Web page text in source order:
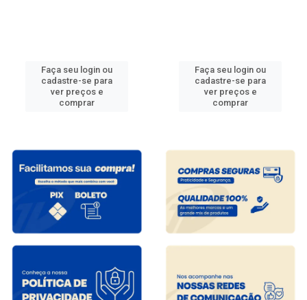
Faça seu login ou
cadastre-se para
ver preços e
comprar
Faça seu login ou
cadastre-se para
ver preços e
comprar